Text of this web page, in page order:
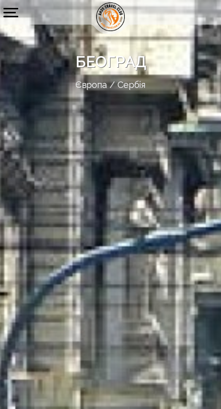
БЕОГРАД
Європа Сербія